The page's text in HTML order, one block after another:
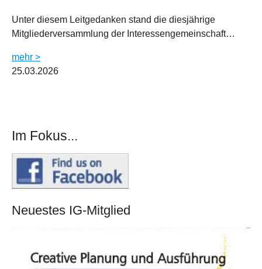
Unter diesem Leitgedanken stand die diesjährige
Mitgliederversammlung der Interessengemeinschaft…
mehr >
25.03.2026
Im Fokus...
Neuestes IG-Mitglied